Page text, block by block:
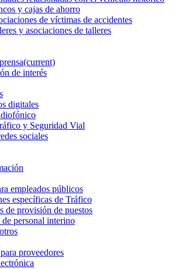
y cajas de ahorro
de víctimas de accidentes
y asociaciones de talleres
(current)
de interés
digitales
y Seguridad Vial
sociales
empleados públicos
específicas de Tráfico
de provisión de puestos
de personal interino
proveedores